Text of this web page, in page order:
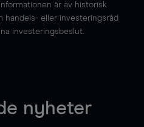
är av historisk
handels- eller investeringsråd
investeringsbeslut.
nyheter